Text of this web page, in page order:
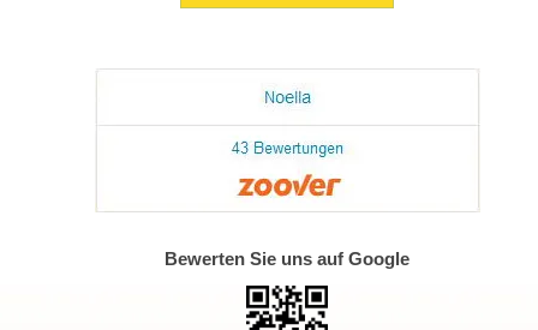
Bewerten Sie uns auf Google